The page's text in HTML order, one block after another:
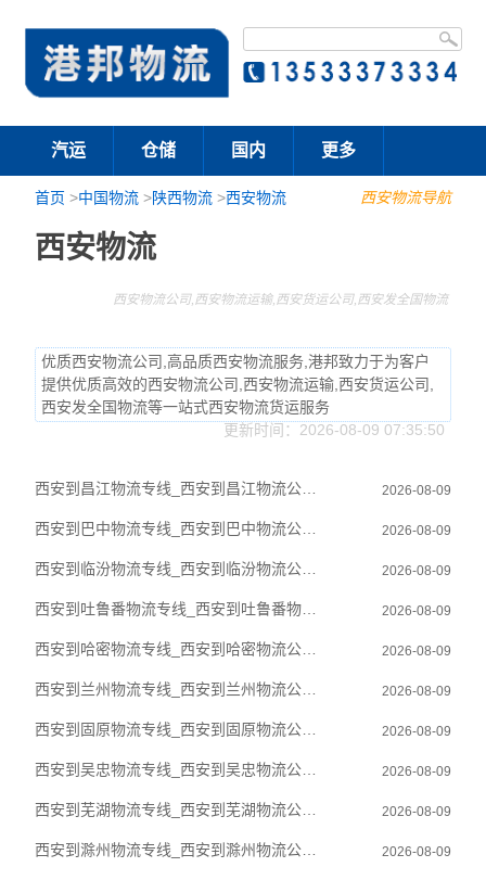
汽运 仓储 国内 更多
西安物流导航
首页 >中国物流 >陕西物流 >西安物流
西安物流
西安物流公司,西安物流运输,西安货运公司,西安发全国物流
优质西安物流公司,高品质西安物流服务,港邦致力于为客户
提供优质高效的西安物流公司,西安物流运输,西安货运公司,
西安发全国物流等一站式西安物流货运服务
更新时间：2026-08-09 07:35:50
2026-08-09
西安到昌江物流专线_西安到昌江物流公司_西安至昌江物流货运专线
2026-08-09
西安到巴中物流专线_西安到巴中物流公司_西安至巴中物流货运专线
2026-08-09
西安到临汾物流专线_西安到临汾物流公司_西安至临汾物流货运专线
2026-08-09
西安到吐鲁番物流专线_西安到吐鲁番物流公司_西安至吐鲁番物流货运专线
2026-08-09
西安到哈密物流专线_西安到哈密物流公司_西安至哈密物流货运专线
2026-08-09
西安到兰州物流专线_西安到兰州物流公司_西安至兰州物流货运专线
2026-08-09
西安到固原物流专线_西安到固原物流公司_西安至固原物流货运专线
2026-08-09
西安到吴忠物流专线_西安到吴忠物流公司_西安至吴忠物流货运专线
2026-08-09
西安到芜湖物流专线_西安到芜湖物流公司_西安至芜湖物流货运专线
2026-08-09
西安到滁州物流专线_西安到滁州物流公司_西安至滁州物流货运专线